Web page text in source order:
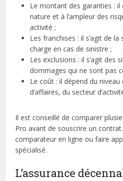
Le montant des garanties :
nature et à l’ampleur des
activité ;
Les franchises : il s’agit de
charge en cas de sinistre ;
Les exclusions : il s’agit des
dommages qui ne sont pas
Le coût : il dépend du
d’affaires, du secteur
Il est conseillé de comparer
Pro avant de souscrire un
comparateur en ligne ou faire
spécialisé.
L’assurance